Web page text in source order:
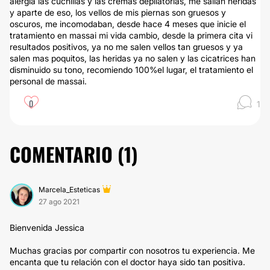
y aparte de eso, los vellos de mis piernas son gruesos y
oscuros, me incomodaban, desde hace 4 meses que inicie el
tratamiento en massai mi vida cambio, desde la primera cita vi
resultados positivos, ya no me salen vellos tan gruesos y ya
salen mas poquitos, las heridas ya no salen y las cicatrices han
disminuido su tono, recomiendo 100%el lugar, el tratamiento el
personal de massai.
0 1
COMENTARIO (1)
Marcela_Esteticas
27 ago 2021
Bienvenida Jessica
Muchas gracias por compartir con nosotros tu experiencia. Me
encanta que tu relación con el doctor haya sido tan positiva.